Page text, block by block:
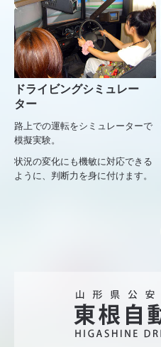
ドライビングシミュレー
ター
路上での運転をシミュレーターで
模擬実験。
状況の変化にも機敏に対応できる
ように、判断力を身に付けます。